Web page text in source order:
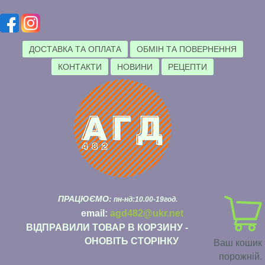
ДОСТАВКА ТА ОПЛАТА
ОБМІН ТА ПОВЕРНЕННЯ
КОНТАКТИ
НОВИНИ РЕЦЕПТИ
Ваш кошик
порожній.
ПРАЦЮЄМО: пн-нд:10.00-19год.
email: agd482@ukr.net
ВІДПРАВИЛИ ТОВАР В КОРЗИНУ -
ОНОВІТЬ СТОРІНКУ